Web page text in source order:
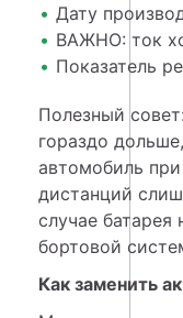
Дату
ВАЖНО: ток
Показатель
Полезный
гораздо
автомобиль
дистанций
случае батарея
бортовой
Как заменить